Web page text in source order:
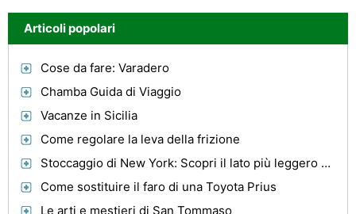
Articoli popolari
Cose da fare: Varadero
Chamba Guida di Viaggio
Vacanze in Sicilia
Come regolare la leva della frizione
Stoccaggio di New York: Scopri il lato più leggero della Moving Out Of Your città natale
Come sostituire il faro di una Toyota Prius
Le arti e mestieri di San Tommaso